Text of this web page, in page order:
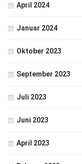
April 2024
Januar 2024
Oktober 2023
September 2023
Juli 2023
Juni 2023
April 2023